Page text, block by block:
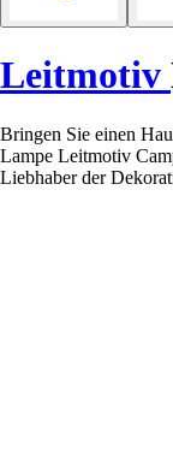
Leitmotiv
Bringen Sie einen
Lampe Leitmotiv
Liebhaber der